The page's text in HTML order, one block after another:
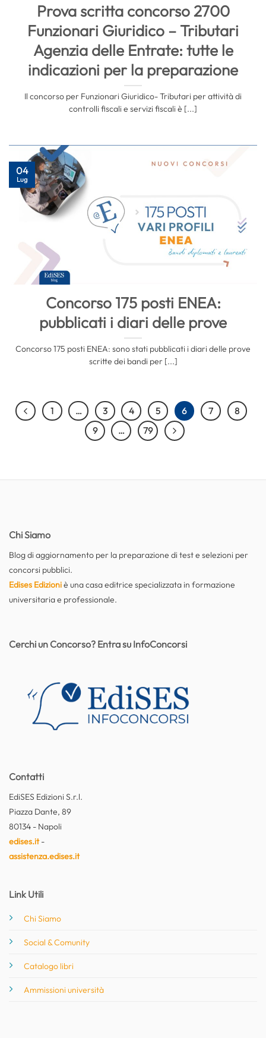
Prova scritta concorso 2700
Funzionari Giuridico – Tributari
Agenzia delle Entrate: tutte le
indicazioni per la preparazione
Il concorso per Funzionari Giuridico- Tributari per attività di
controlli fiscali e servizi fiscali è [...]
Concorso 175 posti ENEA:
pubblicati i diari delle prove
Concorso 175 posti ENEA: sono stati pubblicati i diari delle prove
scritte dei bandi per [...]
04
Lug
1 … 3 4 5 6 7
8
9
… 79
Chi Siamo
Blog di aggiornamento per la preparazione di test e selezioni per
concorsi pubblici.
Edises Edizioniè una casa editrice specializzata in formazione
universitaria e professionale.
Contatti
EdiSES Edizioni S.r.l.
Piazza Dante, 89
80134 - Napoli
edises.it-
assistenza.edises.it
Link Utili
Chi Siamo
Social & Comunity
Catalogo libri
Ammissioni università
Cerchi un Concorso? Entra su InfoConcorsi